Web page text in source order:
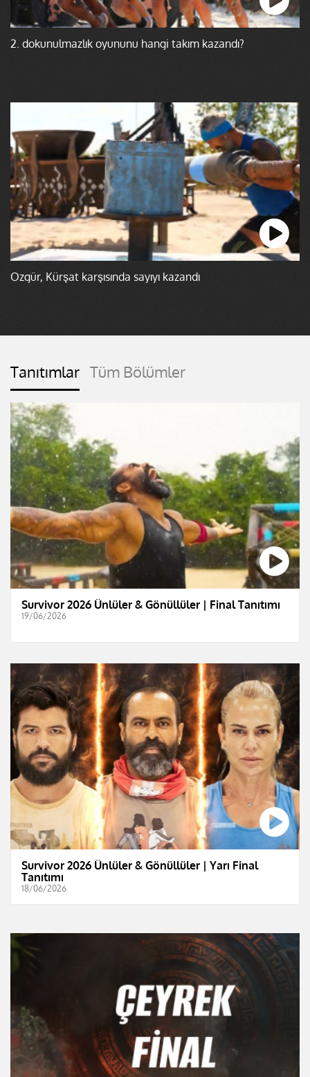
2. dokunulmazlık oyununu hangi takım kazandı?
Özgür, Kürşat karşısında sayıyı kazandı
Tanıtımlar Tüm Bölümler
Survivor 2026 Ünlüler & Gönüllüler | Final Tanıtımı
19/06/2026
Survivor 2026 Ünlüler & Gönüllüler | Yarı Final
Tanıtımı
18/06/2026